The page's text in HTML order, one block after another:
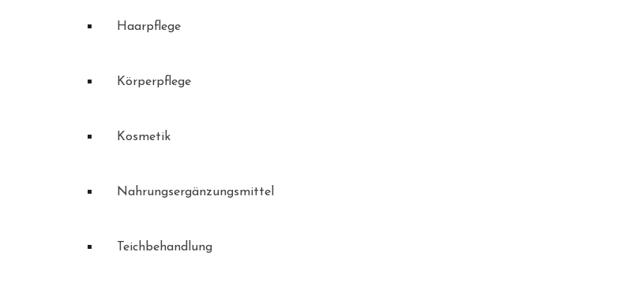
Haarpflege
Körperpflege
Kosmetik
Nahrungsergänzungsmittel
Teichbehandlung